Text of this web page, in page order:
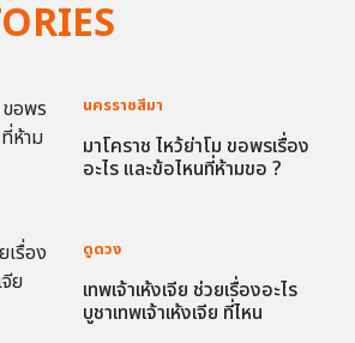
นครราชสีมา
มาโคราช ไหว้ย่าโม ขอพรเรื่อง
อะไร และข้อไหนที่ห้ามขอ ?
ดูดวง
เทพเจ้าเห้งเจีย ช่วยเรื่องอะไร
บูชาเทพเจ้าเห้งเจีย ที่ไหน